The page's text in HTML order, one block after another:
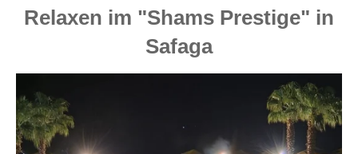
Relaxen im "Shams Prestige" in
Safaga